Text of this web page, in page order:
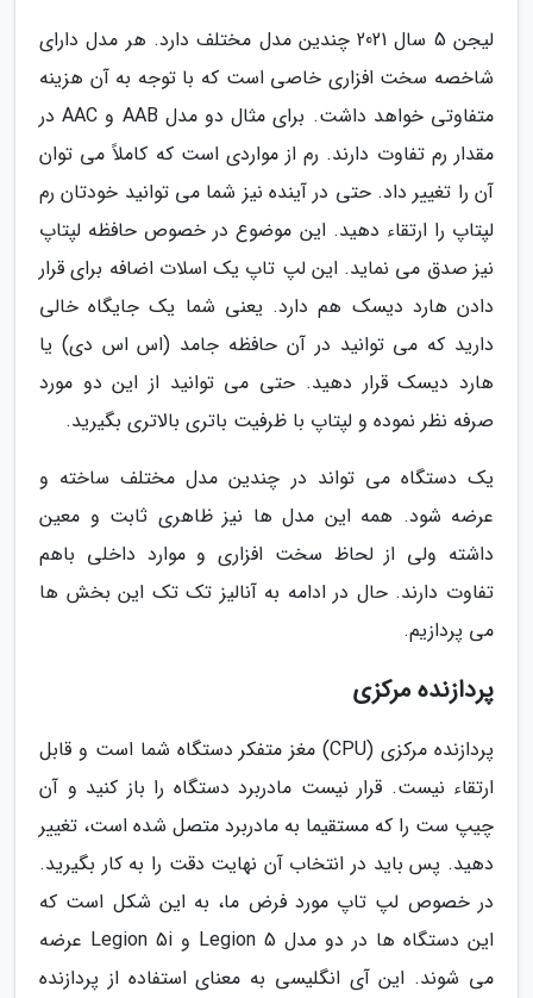
لیجن 5 سال 2021 چندین مدل مختلف دارد. هر مدل دارای
شاخصه سخت افزاری خاصی است که با توجه به آن هزینه
متفاوتی خواهد داشت. برای مثال دو مدل AAB و AAC در
مقدار رم تفاوت دارند. رم از مواردی است که کاملاً می توان
آن را تغییر داد. حتی در آینده نیز شما می توانید خودتان رم
لپتاپ را ارتقاء دهید. این موضوع در خصوص حافظه لپتاپ
نیز صدق می نماید. این لپ تاپ یک اسلات اضافه برای قرار
دادن هارد دیسک هم دارد. یعنی شما یک جایگاه خالی
دارید که می توانید در آن حافظه جامد (اس اس دی) یا
هارد دیسک قرار دهید. حتی می توانید از این دو مورد
صرفه نظر نموده و لپتاپ با ظرفیت باتری بالاتری بگیرید.
یک دستگاه می تواند در چندین مدل مختلف ساخته و
عرضه شود. همه این مدل ها نیز ظاهری ثابت و معین
داشته ولی از لحاظ سخت افزاری و موارد داخلی باهم
تفاوت دارند. حال در ادامه به آنالیز تک تک این بخش ها
می پردازیم.
پردازنده مرکزی
پردازنده مرکزی (CPU) مغز متفکر دستگاه شما است و قابل
ارتقاء نیست. قرار نیست مادربرد دستگاه را باز کنید و آن
چیپ ست را که مستقیما به مادربرد متصل شده است، تغییر
دهید. پس باید در انتخاب آن نهایت دقت را به کار بگیرید.
در خصوص لپ تاپ مورد فرض ما، به این شکل است که
این دستگاه ها در دو مدل Legion 5 و Legion 5i عرضه
می شوند. این آی انگلیسی به معنای استفاده از پردازنده